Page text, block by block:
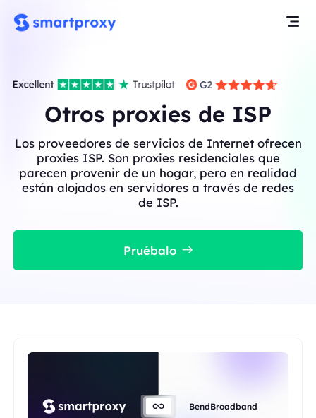
Otros proxies de ISP
Los proveedores de servicios de Internet ofrecen
proxies ISP. Son proxies residenciales que
parecen provenir de un hogar, pero en realidad
están alojados en servidores a través de redes
de ISP.
Pruébalo
BendBroadband